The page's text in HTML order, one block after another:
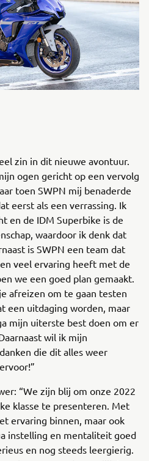
zin in dit nieuwe avontuur.
ogen gericht op een vervolg
toen SWPN mij benaderde
eerst als een verrassing. Ik
en de IDM Superbike is de
waardoor ik denk dat
is SWPN een team dat
veel ervaring heeft met de
we een goed plan gemaakt.
afreizen om te gaan testen
een uitdaging worden, maar
mijn uiterste best doen om er
wil ik mijn
die dit alles weer
“We zijn blij om onze 2022
klasse te presenteren. Met
ervaring binnen, maar ook
instelling en mentaliteit goed
en nog steeds leergierig.